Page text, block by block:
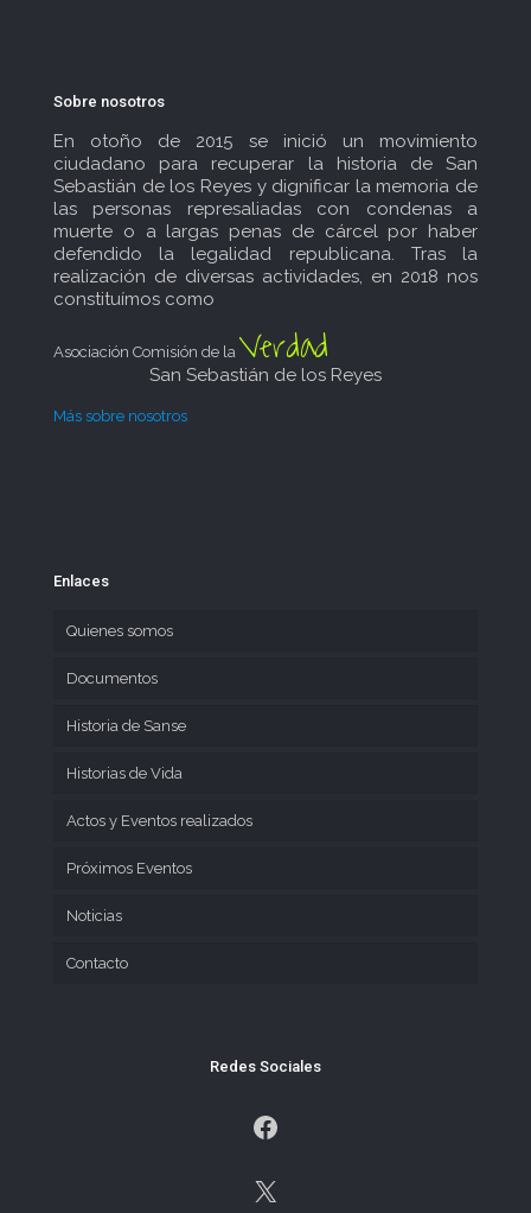
Sobre nosotros
En otoño de 2015 se inició un movimiento
ciudadano para recuperar la historia de San
Sebastián de los Reyes y dignificar la memoria de
las personas represaliadas con condenas a
muerte o a largas penas de cárcel por haber
defendido la legalidad republicana. Tras la
realización de diversas actividades, en 2018 nos
constituímos como
Asociación Comisión de la Verdad
San Sebastián de los Reyes
Más sobre nosotros
Enlaces
Quienes somos
Documentos
Historia de Sanse
Historias de Vida
Actos y Eventos realizados
Próximos Eventos
Noticias
Contacto
Redes Sociales
Facebook
X